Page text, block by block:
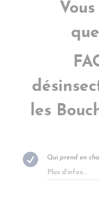
les
 Qui prend en
Plus d'infos...